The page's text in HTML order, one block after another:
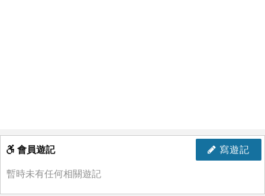
寫遊記
會員遊記
暫時未有任何相關遊記